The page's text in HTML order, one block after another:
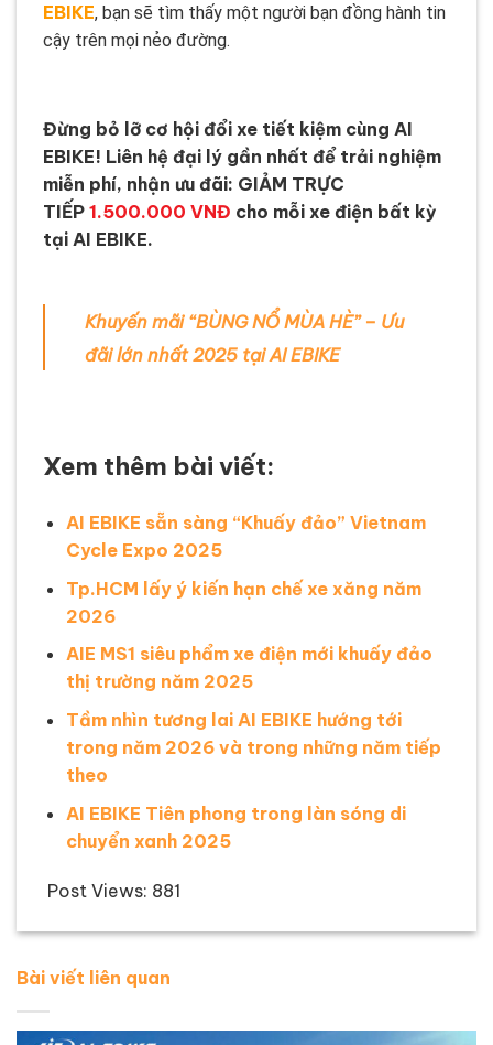
EBIKE, bạn sẽ tìm thấy một người bạn đồng hành tin
cậy trên mọi nẻo đường.
Đừng bỏ lỡ cơ hội đổi xe tiết kiệm cùng AI
EBIKE! Liên hệ đại lý gần nhất để trải nghiệm
miễn phí, nhận ưu đãi: GIẢM TRỰC
TIẾP 1.500.000 VNĐ cho mỗi xe điện bất kỳ
tại AI EBIKE.
Khuyến mãi “BÙNG NỔ MÙA HÈ” – Ưu
đãi lớn nhất 2025 tại AI EBIKE
Xem thêm bài viết:
AI EBIKE sẵn sàng “Khuấy đảo” Vietnam
Cycle Expo 2025
Tp.HCM lấy ý kiến hạn chế xe xăng năm
2026
AIE MS1 siêu phẩm xe điện mới khuấy đảo
thị trường năm 2025
Tầm nhìn tương lai AI EBIKE hướng tới
trong năm 2026 và trong những năm tiếp
theo
AI EBIKE Tiên phong trong làn sóng di
chuyển xanh 2025
Post Views: 881
Bài viết liên quan